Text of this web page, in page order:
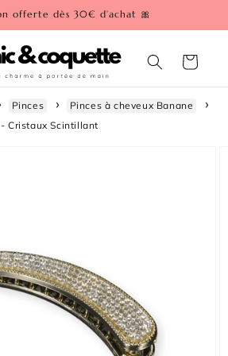
offerte dès 30€ d’achat 🎀
Panier
Pinces
Pinces à cheveux Banane
Cristaux Scintillant